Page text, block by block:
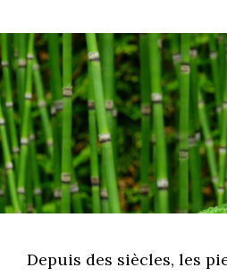
Depuis des siècles, les